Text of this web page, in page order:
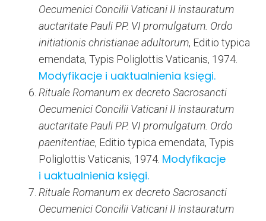
Oecumenici Concilii Vaticani II instauratum
auctaritate Pauli PP. VI promulgatum. Ordo
initiationis christianae adultorum, Editio typica
emendata, Typis Poliglottis Vaticanis, 1974.
Modyfikacje i uaktualnienia księgi.
Rituale Romanum ex decreto Sacrosancti
Oecumenici Concilii Vaticani II instauratum
auctaritate Pauli PP. VI promulgatum. Ordo
paenitentiae, Editio typica emendata, Typis
Poliglottis Vaticanis, 1974. Modyfikacje
i uaktualnienia księgi.
Rituale Romanum ex decreto Sacrosancti
Oecumenici Concilii Vaticani II instauratum